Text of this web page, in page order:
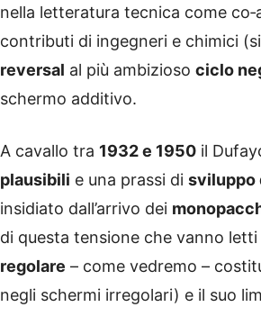
nella letteratura tecnica come
contributi di ingegneri e chimici
reversal al più ambizioso ciclo
schermo additivo.
A cavallo tra 1932 e 1950 il
plausibili e una prassi di sviluppo
insidiato dall’arrivo dei
di questa tensione che vanno
regolare – come vedremo –
negli schermi irregolari) e il suo